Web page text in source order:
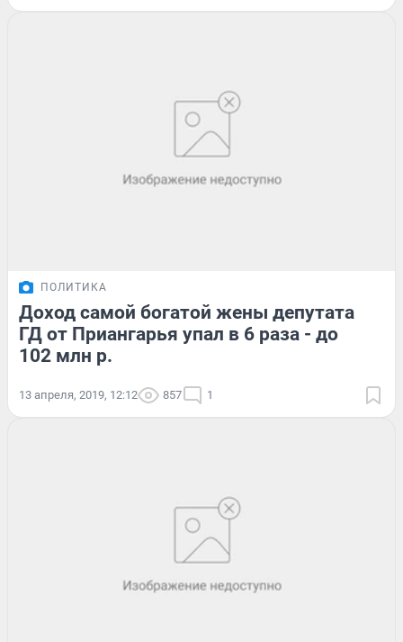
ПОЛИТИКА
Доход самой богатой жены депутата
ГД от Приангарья упал в 6 раза - до
102 млн р.
13 апреля, 2019, 12:12 857 1